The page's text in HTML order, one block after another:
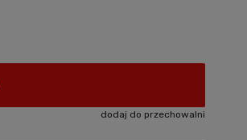
dodaj do przechowalni